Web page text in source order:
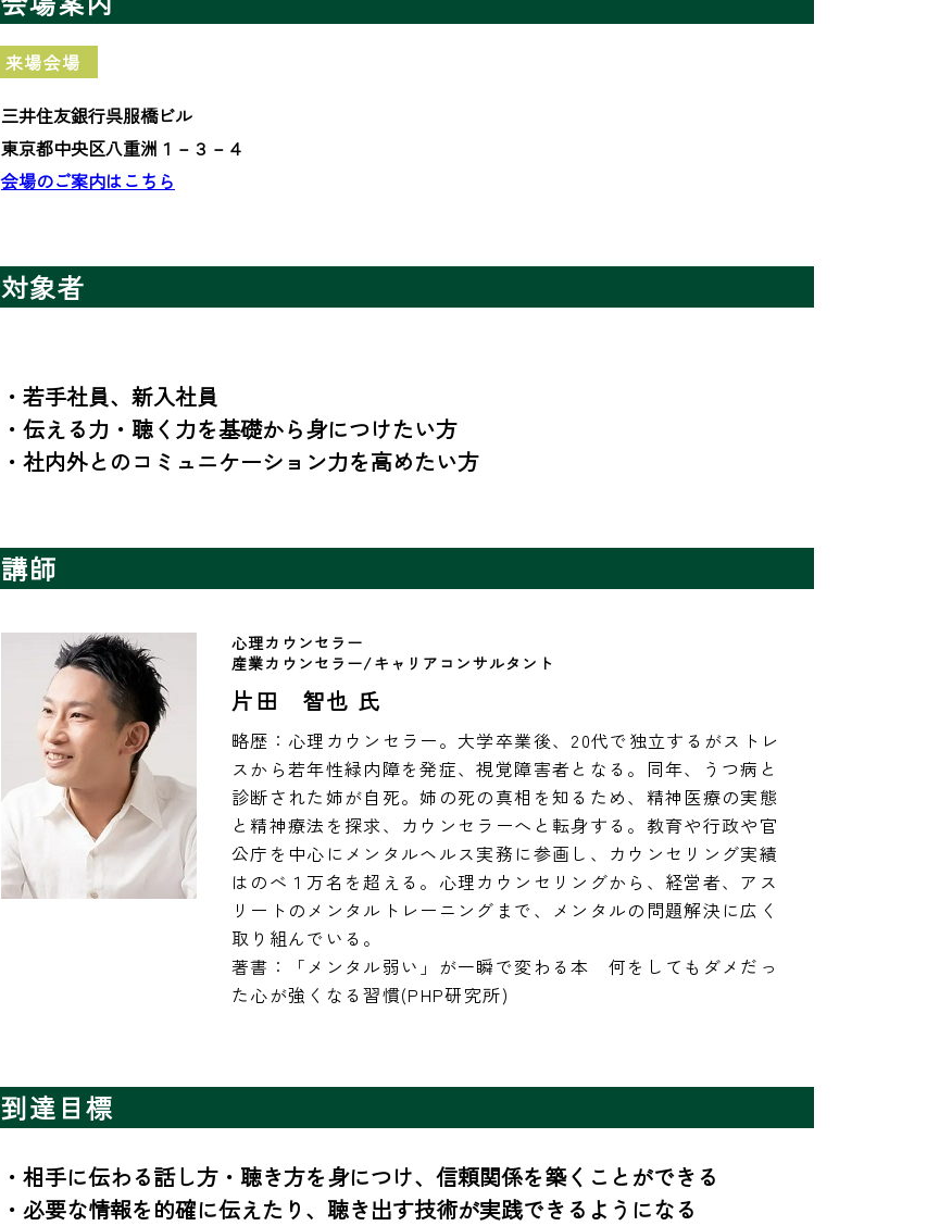
来場会場
三井住友銀行呉服橋ビル
東京都中央区八重洲１－３－４
会場のご案内はこちら
対象者
・若手社員、新入社員
・伝える力・聴く力を基礎から身につけたい方
・社内外とのコミュニケーション力を高めたい方
講師
心理カウンセラー
片田 智也 氏
略歴：心理カウンセラー。大学卒業後、20代で独立するがストレ
スから若年性緑内障を発症、視覚障害者となる。同年、うつ病と
診断された姉が自死。姉の死の真相を知るため、精神医療の実態
と精神療法を探求、カウンセラーへと転身する。教育や行政や官
公庁を中心にメンタルヘルス実務に参画し、カウンセリング実績
はのべ１万名を超える。心理カウンセリングから、経営者、アス
リートのメンタルトレーニングまで、メンタルの問題解決に広く
取り組んでいる。
著書：「メンタル弱い」が一瞬で変わる本　何をしてもダメだっ
到達目標
・相手に伝わる話し方・聴き方を身につけ、信頼関係を築くことができる
・必要な情報を的確に伝えたり、聴き出す技術が実践できるようになる